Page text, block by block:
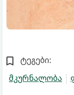
ტეგები:
მკურნალობა